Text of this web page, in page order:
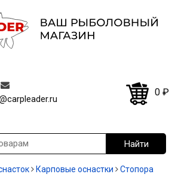
0 ₽
Карповые оснастки
Стопора